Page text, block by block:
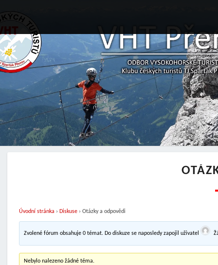
Úvodní stránka › Diskuse › Otázky a odpovědi
Zvolené fórum obsahuje 0 témat. Do diskuze se naposledy zapojil uživatel
Nebylo nalezeno žádné téma.